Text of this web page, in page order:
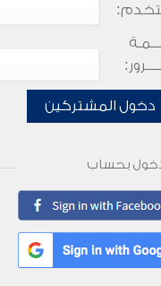
دخول المشتركين
بحساب